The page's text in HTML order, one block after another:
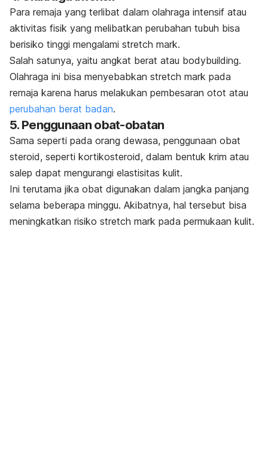
Para remaja yang terlibat dalam olahraga intensif atau
aktivitas fisik yang melibatkan perubahan tubuh bisa
berisiko tinggi mengalami stretch mark.
Salah satunya, yaitu angkat berat atau bodybuilding.
Olahraga ini bisa menyebabkan stretch mark pada
remaja karena harus melakukan pembesaran otot atau
perubahan berat badan.
5. Penggunaan obat-obatan
Sama seperti pada orang dewasa, penggunaan obat
steroid, seperti kortikosteroid, dalam bentuk krim atau
salep dapat mengurangi elastisitas kulit.
Ini terutama jika obat digunakan dalam jangka panjang
selama beberapa minggu. Akibatnya, hal tersebut bisa
meningkatkan risiko stretch mark pada permukaan kulit.